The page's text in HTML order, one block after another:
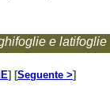
e latifoglie
] [Seguente >]